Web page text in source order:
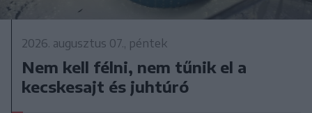
2026. augusztus 07., péntek
Nem kell félni, nem tűnik el a
kecskesajt és juhtúró